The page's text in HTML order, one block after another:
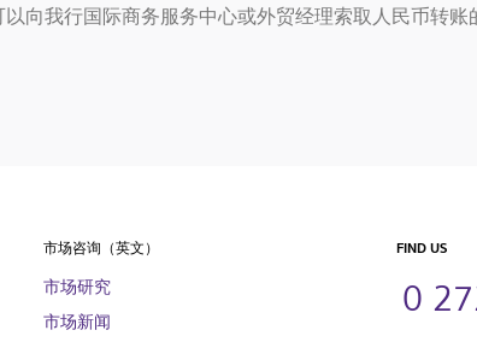
向我行国际商务服务中心或外贸经理索取人民币转
市场咨询（英文）
市场研究
市场新闻
FIND US
0